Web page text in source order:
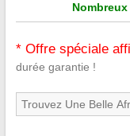
* Offre spéciale
durée garantie !